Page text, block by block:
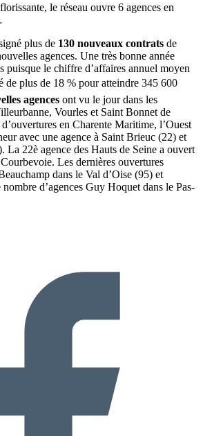
le réseau ouvre 6 agences en
plus de 130 nouveaux contrats de
agences. Une très bonne année
puisque le chiffre d’affaires annuel moyen
de plus de 18 % pour atteindre 345 600 
agences ont vu le jour dans les
Vourles et Saint Bonnet de
en Charente Maritime, l’Ouest
avec une agence à Saint Brieuc (22) et
La 22è agence des Hauts de Seine a ouvert
Les dernières ouvertures
dans le Val d’Oise (95) et
d’agences Guy Hoquet dans le Pas-